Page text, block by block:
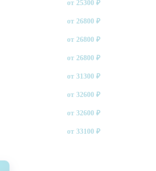
от25300 ₽
от26800 ₽
от26800 ₽
от26800 ₽
от31300 ₽
от32600 ₽
от32600 ₽
от33100 ₽